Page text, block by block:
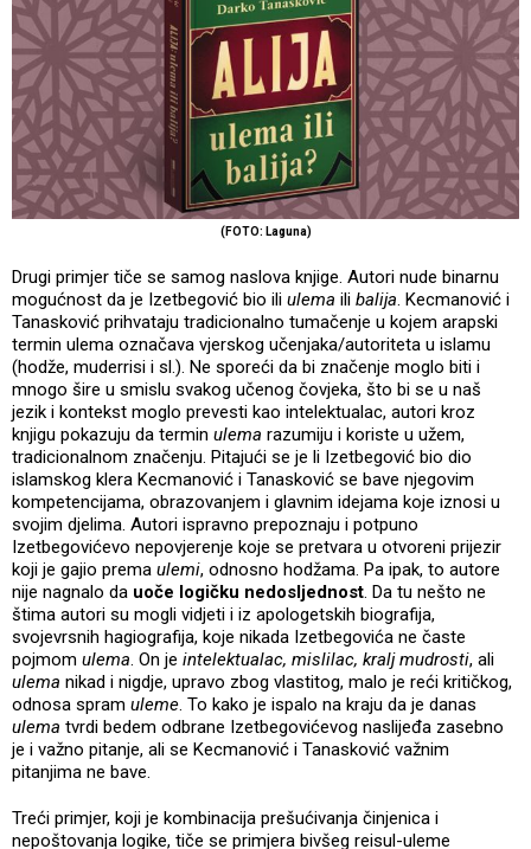
(FOTO: Laguna)
Drugi primjer tiče se samog naslova knjige. Autori nude binarnu
mogućnost da je Izetbegović bio ili ulema ili balija. Kecmanović i
Tanasković prihvataju tradicionalno tumačenje u kojem arapski
termin ulema označava vjerskog učenjaka/autoriteta u islamu
(hodže, muderrisi i sl.). Ne sporeći da bi značenje moglo biti i
mnogo šire u smislu svakog učenog čovjeka, što bi se u naš
jezik i kontekst moglo prevesti kao intelektualac, autori kroz
knjigu pokazuju da termin ulema razumiju i koriste u užem,
tradicionalnom značenju. Pitajući se je li Izetbegović bio dio
islamskog klera Kecmanović i Tanasković se bave njegovim
kompetencijama, obrazovanjem i glavnim idejama koje iznosi u
svojim djelima. Autori ispravno prepoznaju i potpuno
Izetbegovićevo nepovjerenje koje se pretvara u otvoreni prijezir
koji je gajio prema ulemi, odnosno hodžama. Pa ipak, to autore
nije nagnalo da uoče logičku nedosljednost. Da tu nešto ne
štima autori su mogli vidjeti i iz apologetskih biografija,
svojevrsnih hagiografija, koje nikada Izetbegovića ne časte
pojmom ulema. On je intelektualac, mislilac, kralj mudrosti, ali
ulema nikad i nigdje, upravo zbog vlastitog, malo je reći kritičkog,
odnosa spram uleme. To kako je ispalo na kraju da je danas
ulema tvrdi bedem odbrane Izetbegovićevog naslijeđa zasebno
je i važno pitanje, ali se Kecmanović i Tanasković važnim
pitanjima ne bave.
Treći primjer, koji je kombinacija prešućivanja činjenica i
nepoštovanja logike, tiče se primjera bivšeg reisul-uleme